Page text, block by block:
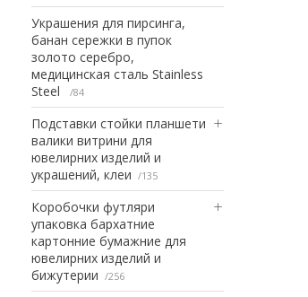
Украшения для пирсинга,
банан сережки в пупок
золото серебро,
медицинская сталь Stainless
Steel
84
Подставки стойки планшети
валики витрини для
ювелирних изделий и
украшений, клеи
135
Коробочки футляри
упаковка бархатние
картонние бумажние для
ювелирних изделий и
бижутерии
256